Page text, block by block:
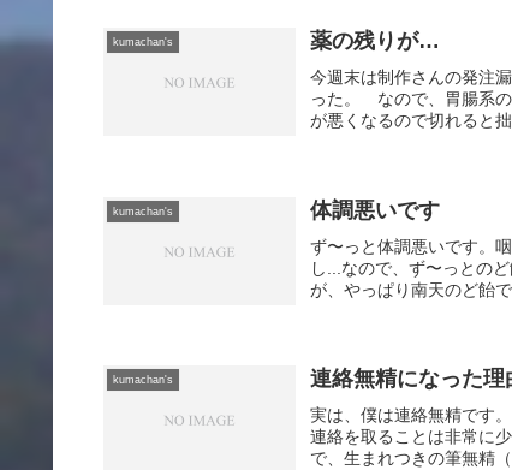
kumachan's 薬の残りが…
今週末は制作さんの発注
った。 なので、胃腸系
が悪くなるので切れると
kumachan's 体調悪いです
ず〜っと体調悪いです。
し...なので、ず〜っとの
が、やっぱり南天のど飴
kumachan's 連絡無精になった理
実は、僕は連絡無精です
連絡を取ることは非常に
で、生まれつきの筆無精